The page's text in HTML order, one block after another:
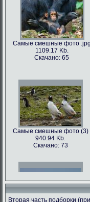
Самые смешные фото .jpg
1109.17 Kb.
Скачано: 65
Самые смешные фото (3)
940.94 Kb.
Скачано: 73
Вторая часть подборки